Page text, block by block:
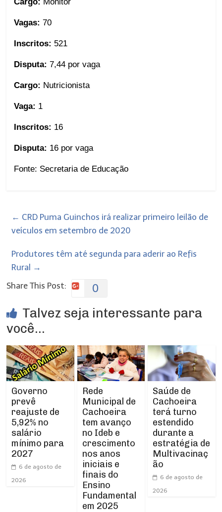
Vagas:70
Inscritos: 521
Disputa: 7,44 por vaga
Cargo: Nutricionista
Vaga: 1
Inscritos: 16
Disputa: 16 por vaga
Fonte: Secretaria de Educação
← CRD Puma Guinchos irá realizar primeiro leilão de
veículos em setembro de 2020
Produtores têm até segunda para aderir ao Refis
Rural →
Share This Post:
0
Talvez seja interessante para
você...
Governo
prevê
reajuste de
5,92% no
salário
mínimo para
2027
6 de agosto de
2026
Rede
Municipal de
Cachoeira
tem avanço
no Ideb e
crescimento
nos anos
iniciais e
finais do
Ensino
Fundamental
em 2025
Saúde de
Cachoeira
terá turno
estendido
durante a
estratégia de
Multivacinaç
ão
6 de agosto de
2026